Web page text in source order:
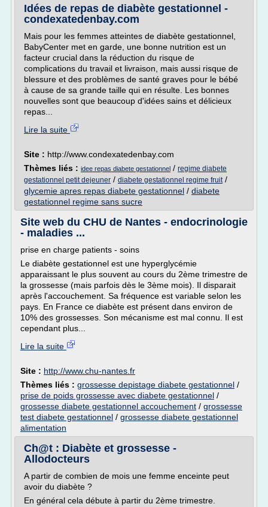
Idées de repas de diabète gestationnel -
condexatedenbay.com
Mais pour les femmes atteintes de diabète gestationnel,
BabyCenter met en garde, une bonne nutrition est un
facteur crucial dans la réduction du risque de
complications du travail et livraison, mais aussi risque de
blessure et des problèmes de santé graves pour le bébé
à cause de sa grande taille qui en résulte. Les bonnes
nouvelles sont que beaucoup d'idées sains et délicieux
repas...
Lire la suite
Site : http://www.condexatedenbay.com
Thèmes liés : idee repas diabete gestationnel / regime diabete
gestationnel petit dejeuner / diabete gestationnel regime fruit/
glycemie apres repas diabete gestationnel / diabete
gestationnel regime sans sucre
Site web du CHU de Nantes - endocrinologie
- maladies ...
prise en charge patients - soins
Le diabète gestationnel est une hyperglycémie
apparaissant le plus souvent au cours du 2ème trimestre de
la grossesse (mais parfois dès le 3ème mois). Il disparait
après l'accouchement. Sa fréquence est variable selon les
pays. En France ce diabète est présent dans environ de
10% des grossesses. Son mécanisme est mal connu. Il est
cependant plus...
Lire la suite
Site : http://www.chu-nantes.fr
Thèmes liés : grossesse depistage diabete gestationnel /
prise de poids grossesse avec diabete gestationnel /
grossesse diabete gestationnel accouchement / grossesse
test diabete gestationnel / grossesse diabete gestationnel
alimentation
Ch@t : Diabète et grossesse -
Allodocteurs
A partir de combien de mois une femme enceinte peut
avoir du diabète ?
En général cela débute à partir du 2ème trimestre.